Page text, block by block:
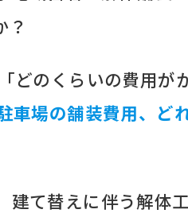
？
どのくらいの費用が
駐車場の舗装費用、ど
て替えに伴う解体